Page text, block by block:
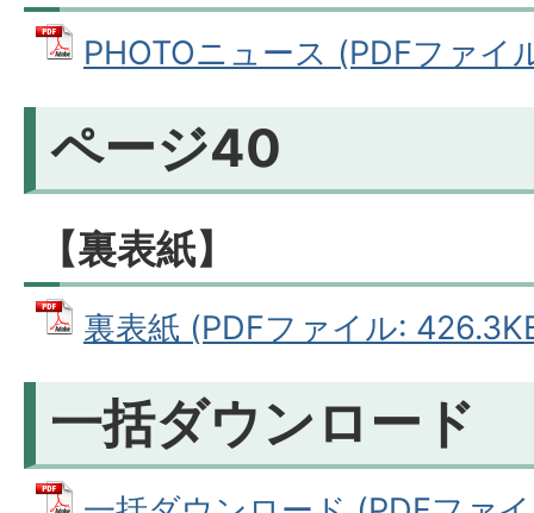
PHOTOニュース (PDFファイ
ページ40
【裏表紙】
裏表紙 (PDFファイル:
一括ダウンロード